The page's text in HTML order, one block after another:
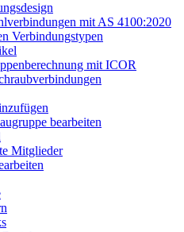
mit AS 4100:2020
Verbindungstypen
mit ICOR
bearbeiten
Mitglieder